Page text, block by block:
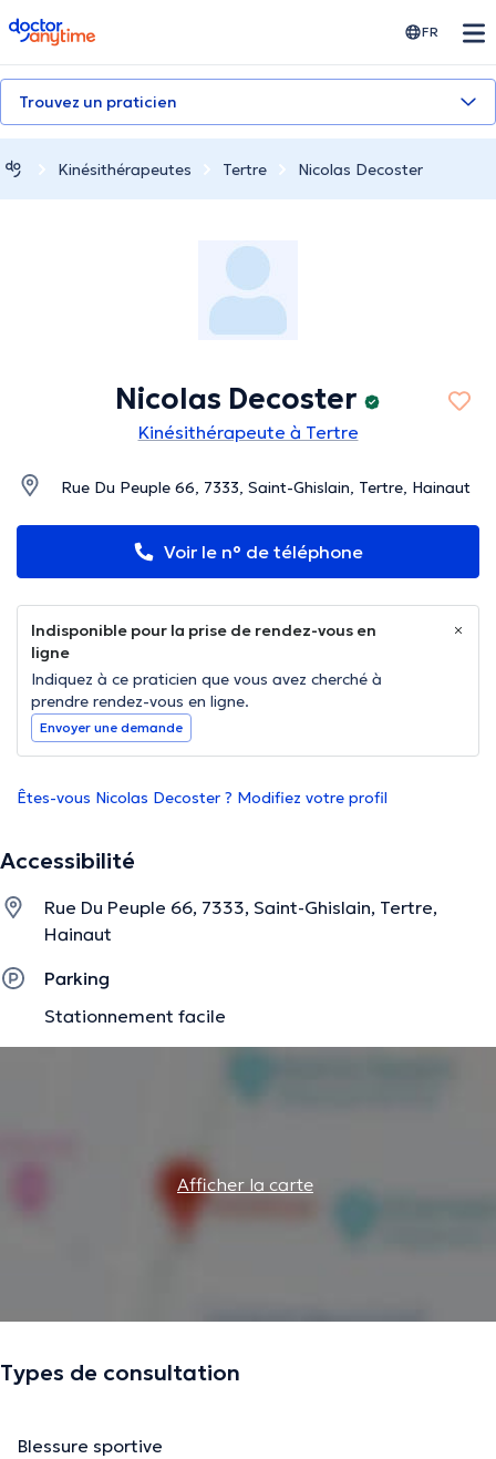
doctoranytime FR
Trouvez un praticien
Kinésithérapeutes Tertre Nicolas Decoster
Nicolas Decoster
Kinésithérapeute à Tertre
Rue Du Peuple 66, 7333, Saint-Ghislain, Tertre, Hainaut
Voir le n° de téléphone
Indisponible pour la prise de rendez-vous en
ligne
Indiquez à ce praticien que vous avez cherché à
prendre rendez-vous en ligne.
Envoyer une demande
Êtes-vous Nicolas Decoster ? Modifiez votre profil
Accessibilité
Rue Du Peuple 66, 7333, Saint-Ghislain, Tertre,
Hainaut
Parking
Stationnement facile
Afficher la carte
Types de consultation
Blessure sportive